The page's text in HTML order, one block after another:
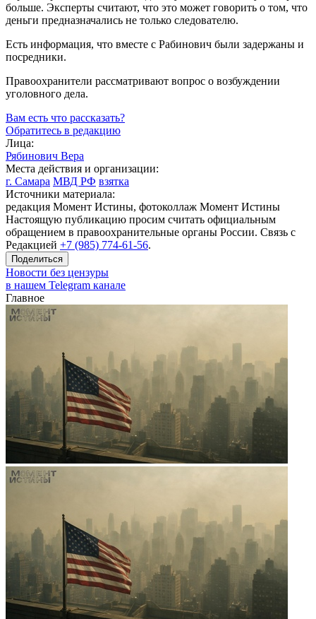
больше. Эксперты считают, что это может говорить о том, что
деньги предназначались не только следователю.
Есть информация, что вместе с Рабинович были задержаны и
посредники.
Правоохранители рассматривают вопрос о возбуждении
уголовного дела.
Вам есть что рассказать?
Обратитесь в редакцию
Лица:
Рябинович Вера
Места действия и организации:
г. Самара МВД РФ взятка
Источники материала:
редакция Момент Истины, фотоколлаж Момент Истины
Настоящую публикацию просим считать официальным
обращением в правоохранительные органы России. Связь с
Редакцией +7 (985) 774-61-56.
Поделиться
Новости без цензуры
в нашем Telegram канале
Главное